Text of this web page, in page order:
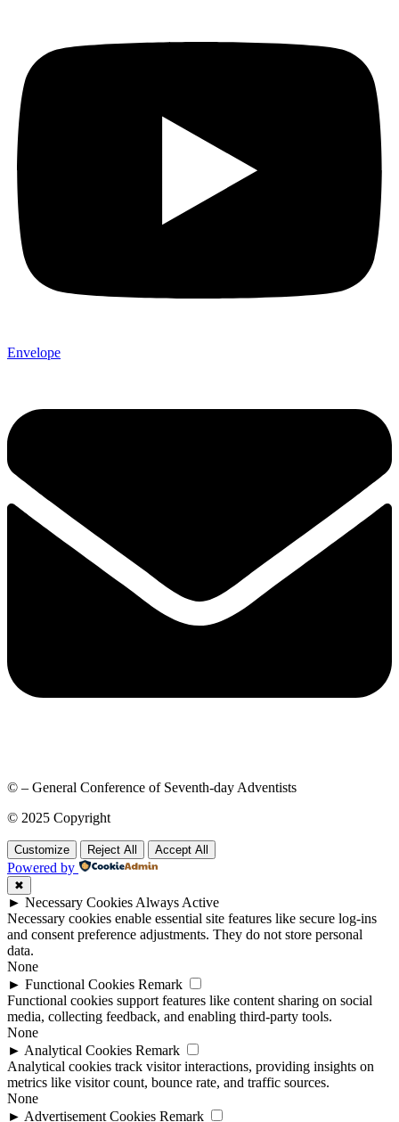
Envelope
© – General Conference of Seventh-day Adventists
© 2025 Copyright
Customize Reject All Accept All
Powered by
✖
► Necessary Cookies Always Active
Necessary cookies enable essential site features like secure log-ins
and consent preference adjustments. They do not store personal
data.
None
► Functional Cookies Remark
Functional cookies support features like content sharing on social
media, collecting feedback, and enabling third-party tools.
None
► Analytical Cookies Remark
Analytical cookies track visitor interactions, providing insights on
metrics like visitor count, bounce rate, and traffic sources.
None
► Advertisement Cookies Remark